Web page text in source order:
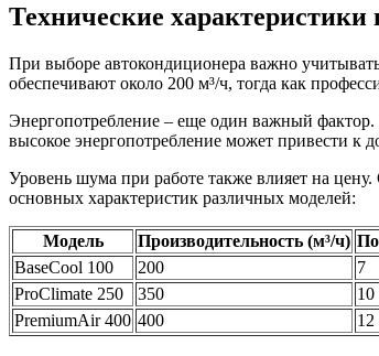
Технические
При выборе автокондиционера важно
обеспечивают около 200 м³/ч, тогда как
Энергопотребление – еще один важный
высокое энергопотребление может привести к
Уровень шума при работе также влияет на
основных характеристик различных моделей:
Модель Производительность (м³/ч)
BaseCool 100
200 7
ProClimate 250
350 10
PremiumAir 400 400 12